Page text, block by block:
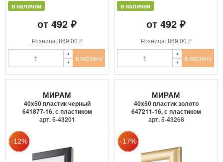
в наличии
от 492 ₽
Розница: 869.00 ₽
в корзину
в наличии
от 492 ₽
Розница: 869.00 ₽
в корзину
МИРАМ
40x50 пластик черный
641877-16, с пластиком
арт. 5-43201
МИРАМ
40x50 пластик золото
647211-16, с пластиком
арт. 5-43268